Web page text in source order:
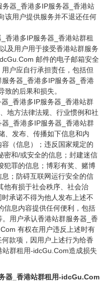
器_香港多IP服务器_香港站
该用户提供服务并不退还任何
港多IP服务器_香港站群租
及用户用于接受香港站群服务
邮件的电子邮箱安全
户应自行承担责任，包括但
务器_香港多IP服务器_香港
的后果和损失。
_香港多IP服务器_香港站群
地方法律法规、行业惯例和社
_香港多IP服务器_香港站群
、发布、传播如下信息和内
（信息）；违反国家规定的
密和/或安全的信息；封建迷信
犯罪的信息；博彩有奖、赌博
；防碍互联网运行安全的信
他有损于社会秩序、社会治
承诺不得为他人发布上述不
信息内容提供任何便利，包括
用户承认香港站群服务器_香
有权在用户违反上述时有
款项，因用户上述行为给香
群租用-idcGu.Com造成损失
器_香港站群租用-idcGu.Com